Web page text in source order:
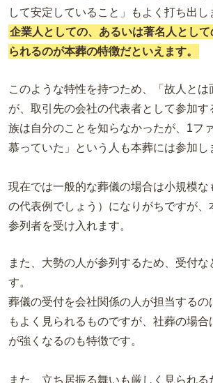
して安定していること」もよく打ち出し
企業人としての、あるいは著名人とし
られるのが本葬の特徴だといえます。
このような特性を持つため、「故人とは
が、取引先の会社の代表者として参加す
族は自分のことを知らなかったが、1フ
慕っていた」という人も本葬には参加し
現在では一般的な葬儀の場合は小規模な
の代表例でしょう）になりがちですが、
参列者を受け入れます。
また、大勢の人が参列するため、受付な
す。
葬儀の受付を会社関係の人が担当するの
もよく見られるものですが、社葬の場
が強くなるのも特徴です。
また、立ち居振る舞いも厳しく見られる